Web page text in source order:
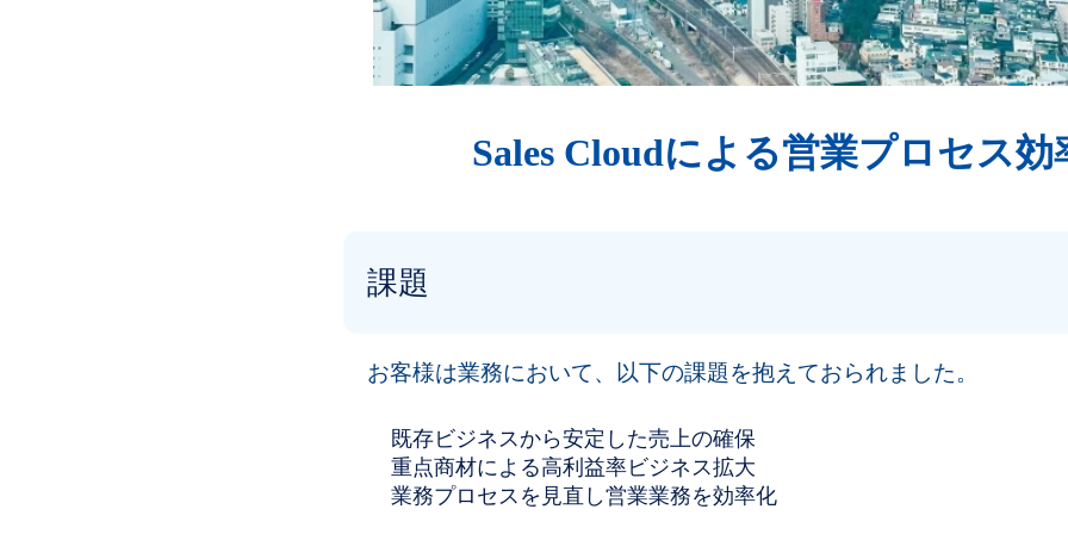
Sales Cloudによる営業プロセス効
課題
お客様は業務において、以下の課題を抱えておられました。
既存ビジネスから安定した売上の確保
重点商材による高利益率ビジネス拡大
業務プロセスを見直し営業業務を効率化